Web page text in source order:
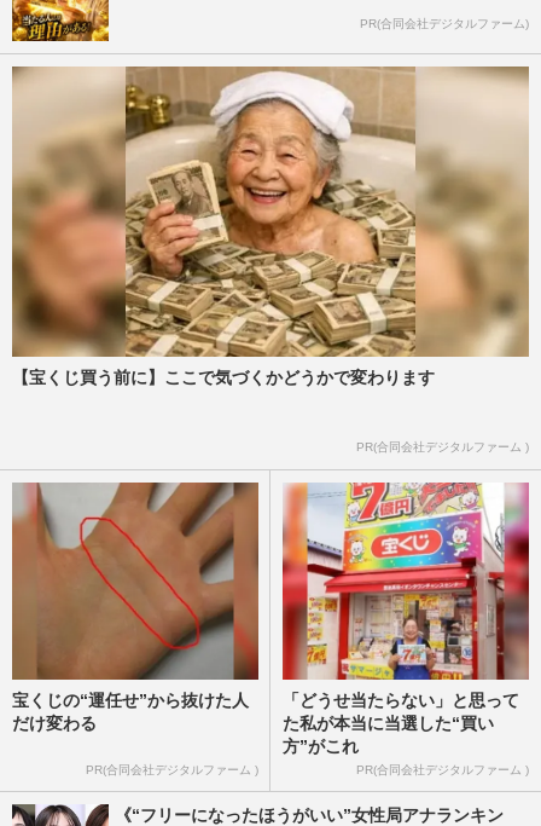
PR(合同会社デジタルファーム)
【宝くじ買う前に】ここで気づくかどうかで変わります
PR(合同会社デジタルファーム )
宝くじの“運任せ”から抜けた人
だけ変わる
PR(合同会社デジタルファーム )
「どうせ当たらない」と思って
た私が本当に当選した“買い
方”がこれ
PR(合同会社デジタルファーム )
《“フリーになったほうがいい”女性局アナランキン